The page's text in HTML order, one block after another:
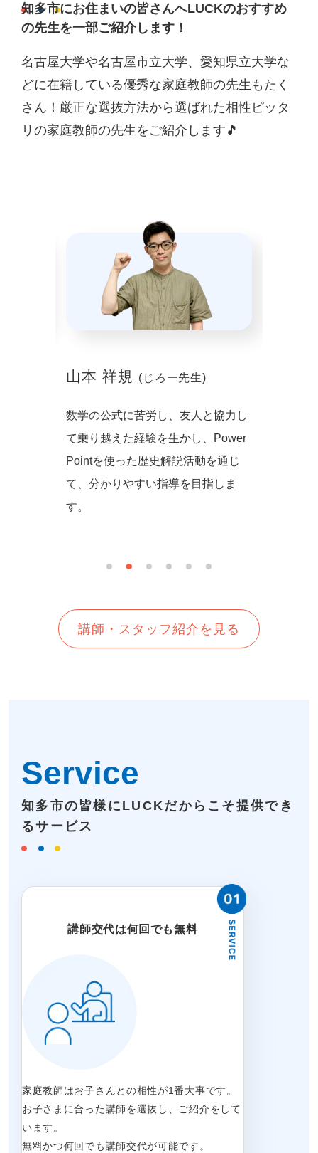
知多市にお住まいの皆さんへLUCKのおすすめ
の先生を一部ご紹介します！
名古屋大学や名古屋市立大学、愛知県立大学な
どに在籍している優秀な家庭教師の先生もたく
さん！厳正な選抜方法から選ばれた相性ピッタ
リの家庭教師の先生をご紹介します🎵
山本 祥規 (じろー先生)
数学の公式に苦労し、友人と協力し
て乗り越えた経験を生かし、Power
Pointを使った歴史解説活動を通じ
て、分かりやすい指導を目指しま
す。
講師・スタッフ紹介を見る
Service
知多市の皆様にLUCKだからこそ提供でき
るサービス
講師交代は何回でも無料
家庭教師はお子さんとの相性が1番大事です。
お子さまに合った講師を選抜し、ご紹介をして
います。
無料かつ何回でも講師交代が可能です。